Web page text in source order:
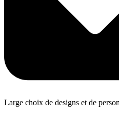
Large choix de designs et de